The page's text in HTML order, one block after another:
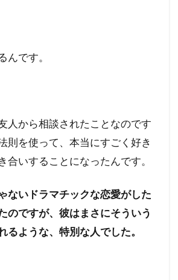
んです。
人から相談されたことなのです
則を使って、本当にすごく好き
合いすることになったんです。
ないドラマチックな恋愛がした
のですが、彼はまさにそういう
るような、特別な人でした。